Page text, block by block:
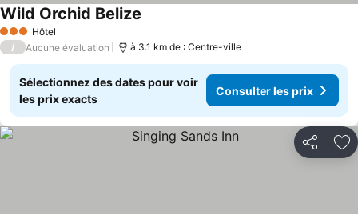
3 ÉtoilesHôtel
Wild Orchid Belize
/ Aucune évaluation à 3.1 km de : Centre-ville
Sélectionnez des dates pour voir
les prix exacts
Consulter les prix
Partager